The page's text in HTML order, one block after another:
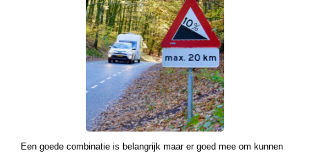
Een goede combinatie is belangrijk maar er goed mee om kunnen